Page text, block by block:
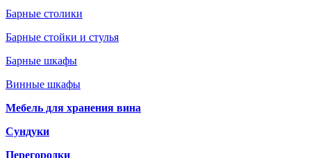
Барные столики
Барные стойки и стулья
Барные шкафы
Винные шкафы
Мебель для хранения вина
Сундуки
Перегородки